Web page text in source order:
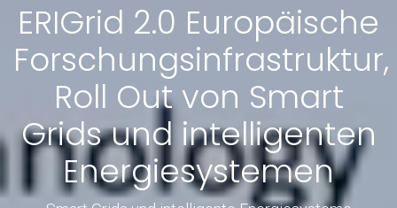
ERIGrid 2.0 Europäische
Forschungsinfrastruktur,
Roll Out von Smart
Grids und intelligenten
Energiesystemen